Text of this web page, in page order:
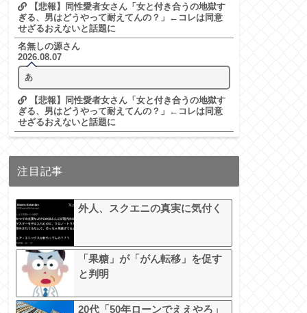
【悲報】同性愛者女さん「女と付き合うの地獄す
ぎる、男はどうやって耐えてんの？」←コレは同意
せざるおえないと話題に
名無しの源さん
2026.08.07
あ
【悲報】同性愛者女さん「女と付き合うの地獄す
ぎる、男はどうやって耐えてんの？」←コレは同意
せざるおえないと話題に
注目記事
外人、スクエニの真実に気付く
「果糖」が「がん転移」を促す
と判明
20代「50年ローンでええやろ」